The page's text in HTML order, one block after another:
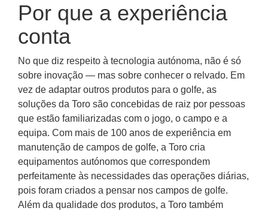
Por que a experiência
conta
No que diz respeito à tecnologia autónoma, não é só
sobre inovação — mas sobre conhecer o relvado. Em
vez de adaptar outros produtos para o golfe, as
soluções da Toro são concebidas de raiz por pessoas
que estão familiarizadas com o jogo, o campo e a
equipa. Com mais de 100 anos de experiência em
manutenção de campos de golfe, a Toro cria
equipamentos autónomos que correspondem
perfeitamente às necessidades das operações diárias,
pois foram criados a pensar nos campos de golfe.
Além da qualidade dos produtos, a Toro também